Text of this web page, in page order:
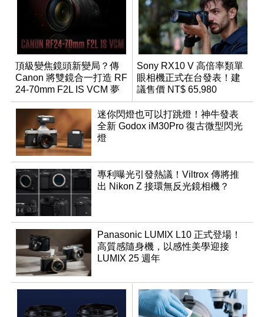
頂級變焦鏡頭新變局？傳
Canon 將雙鏡合一打造 RF
24-70mm F2L IS VCM 夢
幻規格
Sony RX10 V 高倍率類單
眼相機正式在台發表！建
議售價 NT$ 65,980
迷你閃燈也可以打跳燈！神牛發表
全新 Godox iM30Pro 復古微型閃光
燈
專利曝光引發熱議！Viltrox 傳將推
出 Nikon Z 接環無反光鏡相機？
Panasonic LUMIX L10 正式登場！
高質感隨身機，以感性美學迎接
LUMIX 25 週年